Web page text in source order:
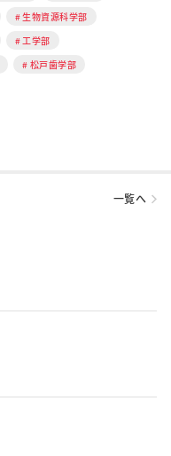
生物資源科学部
工学部
松戸歯学部
一覧へ